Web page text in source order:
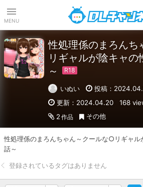
MENU
性処理係のまろん
リギャルが陰キャ
～
いぬい
投稿：
更新：2024.04.20
168
2 作品 その他
性処理係のまろんちゃん～クールな○リギャル
話～